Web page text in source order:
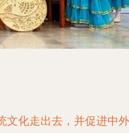
文化走出去，并促进中外